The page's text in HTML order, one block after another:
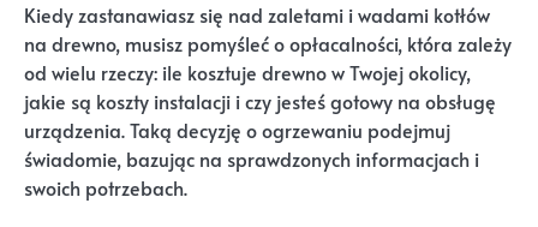
Kiedy zastanawiasz się nad zaletami i wadami kotłów
na drewno, musisz pomyśleć o opłacalności, która zależy
od wielu rzeczy: ile kosztuje drewno w Twojej okolicy,
jakie są koszty instalacji i czy jesteś gotowy na obsługę
urządzenia. Taką decyzję o ogrzewaniu podejmuj
świadomie, bazując na sprawdzonych informacjach i
swoich potrzebach.